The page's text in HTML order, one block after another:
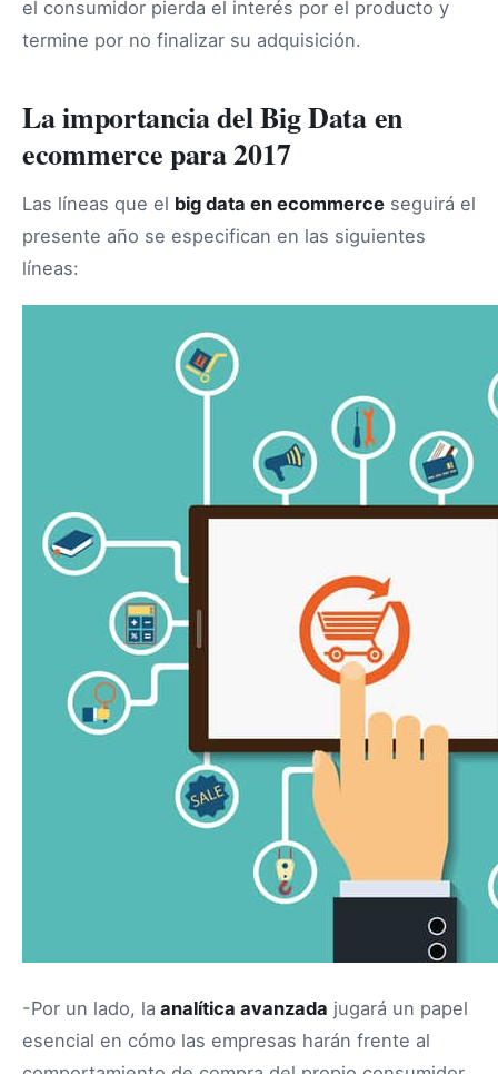
el consumidor pierda el interés por el producto y
termine por no finalizar su adquisición.
La importancia del Big Data en
ecommerce para 2017
Las líneas que el big data en ecommerce seguirá el
presente año se especifican en las siguientes
líneas:
-Por un lado, la analítica avanzada jugará un papel
esencial en cómo las empresas harán frente al